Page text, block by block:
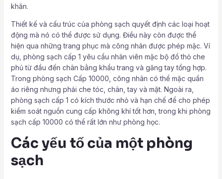
khăn.
Thiết kế và cấu trúc của phòng sạch quyết định các loại hoạt
động mà nó có thể được sử dụng. Điều này còn được thể
hiện qua những trang phục mà công nhân được phép mặc. Ví
dụ, phòng sạch cấp 1 yêu cầu nhân viên mặc bộ đồ thỏ che
phủ từ đầu đến chân bằng khẩu trang và găng tay tổng hợp.
Trong phòng sạch Cấp 10000, công nhân có thể mặc quần
áo riêng nhưng phải che tóc, chân, tay và mặt. Ngoài ra,
phòng sạch cấp 1 có kích thước nhỏ và hạn chế để cho phép
kiểm soát nguồn cung cấp không khí tốt hơn, trong khi phòng
sạch cấp 10000 có thể rất lớn như phòng học.
Các yếu tố của một phòng
sạch